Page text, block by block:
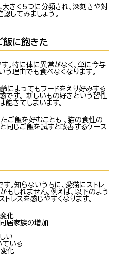
きく5つに分類され、深刻さや対
してみましょう。
飯に飽きた
。特に体に異常がなく、単に今与
う理由でも食べなくなります。
によってもフードをえり好みする
です。 新しいもの好きという習性
飽きてしまいます。
ご飯を好むことも 、猫の食性の
同じご飯を試すと改善するケース
。知らないうちに、愛猫にストレ
もしれません。例えば、以下のよう
レスを感じやすくなります。
化
居家族の増加
い
ている
化